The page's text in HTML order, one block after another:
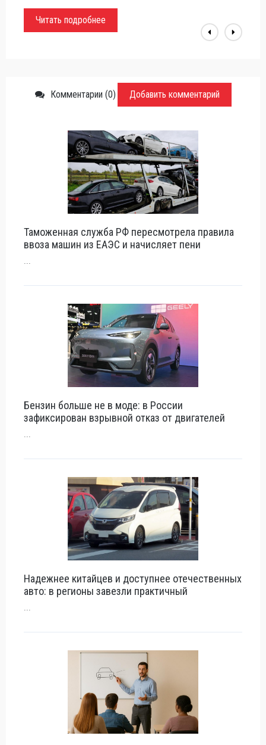
Читать подробнее
Комментарии (0) Добавить комментарий
Таможенная служба РФ пересмотрела правила
ввоза машин из ЕАЭС и начисляет пени
...
Бензин больше не в моде: в России
зафиксирован взрывной отказ от двигателей
...
Надежнее китайцев и доступнее отечественных
авто: в регионы завезли практичный
...